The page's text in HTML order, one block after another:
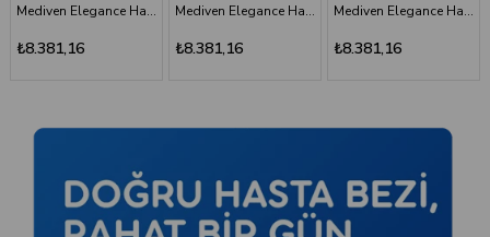
Mediven Elegance Hamile Varis Çorabı - CCL2 - Burnu Kapalı - Bej - 6 Numara - Kısa (Petite)
₺8.381,16
Mediven Elegance Hamile Varis Çorabı - CCL2 - Burnu Kapalı - Bej - 5 Numara - Kısa (Petite)
₺8.381,16
Mediven Elegance Hamile Varis Çorabı - CCL2 - Burnu Kapalı - Kaşmir - 3 Numara
₺8.381,16